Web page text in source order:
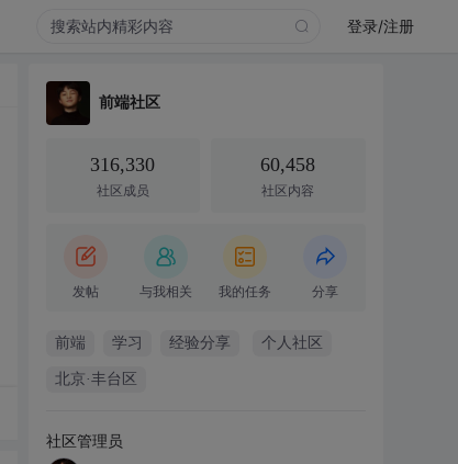
登录/注册
前端社区
316,330
社区成员
60,458
社区内容
发帖 与我相关 我的任务 分享
前端 学习 经验分享 个人社区
北京·丰台区
社区管理员